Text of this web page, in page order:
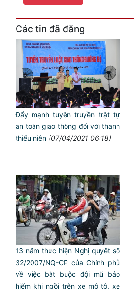
Các tin đã đăng
Đẩy mạnh tuyên truyền trật tự
an toàn giao thông đối với thanh
thiếu niên (07/04/2021 06:18)
13 năm thực hiện Nghị quyết số
32/2007/NQ-CP của Chính phủ
về việc bắt buộc đội mũ bảo
hiểm khi ngồi trên xe mô tô, xe